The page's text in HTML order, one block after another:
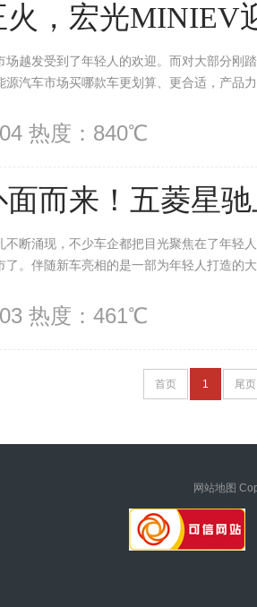
火，宏光MINIEV
场越发受到了年轻人的欢迎。而对大部分刚
源汽车市场买哪款车更划算、更合适，产品
热度：840℃
而来！五菱星
不断涌现，不少车企都把目光聚焦在了年轻
了。伴随新车亮相的是一部为年轻人打造的
热度：461℃
首页 1 尾页
网站地图